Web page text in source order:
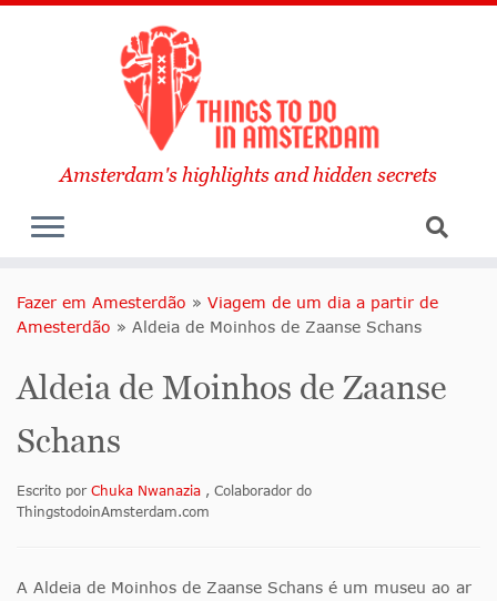
Amsterdam's highlights and hidden secrets
Fazer em Amesterdão » Viagem de um dia a partir de
Amesterdão » Aldeia de Moinhos de Zaanse Schans
Aldeia de Moinhos de Zaanse
Schans
Escrito por Chuka Nwanazia , Colaborador do
ThingstodoinAmsterdam.com
A Aldeia de Moinhos de Zaanse Schans é um museu ao ar